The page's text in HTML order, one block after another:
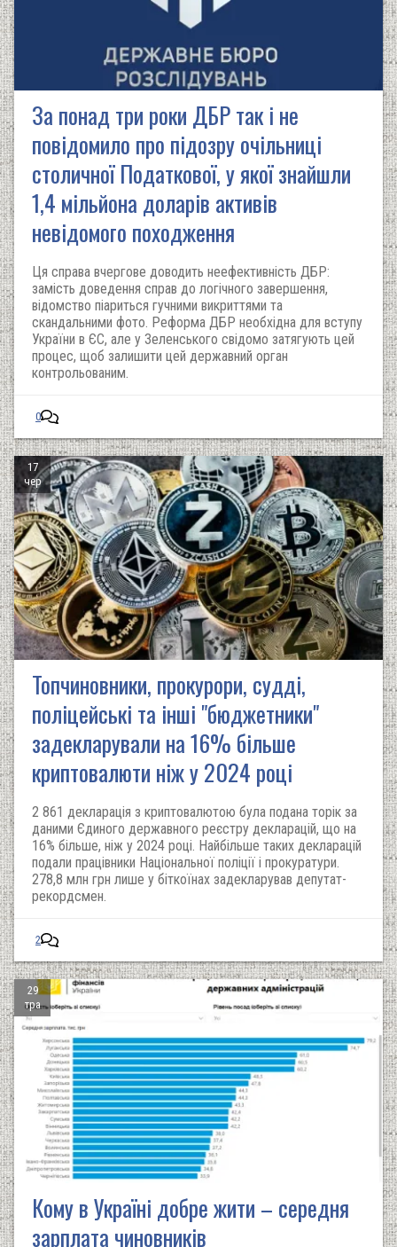
За понад три роки ДБР так і не
повідомилo про підозру очільниці
столичної Податкової, у якої знайшли
1,4 мільйона доларів активів
невідомого походження
Ця справа вчергове доводить неефективність ДБР:
замість доведення справ до логічного завершення,
відомство піариться гучними викриттями та
скандальними фото. Реформа ДБР необхідна для вступу
України в ЄС, але у Зеленського свідомо затягують цей
процес, щоб залишити цей державний орган
контрольованим.
0
17
чер
Топчиновники, прокурори, судді,
поліцейські та інші "бюджетники"
задекларували на 16% більше
криптовалюти ніж у 2024 році
2 861 декларація з криптовалютою була подана торік за
даними Єдиного державного реєстру декларацій, що на
16% більше, ніж у 2024 році. Найбільше таких декларацій
подали працівники Національної поліції і прокуратури.
278,8 млн грн лише у біткоїнах задекларував депутат-
рекордсмен.
2
29
тра
Кому в Україні добре жити – середня
зарплата чиновників